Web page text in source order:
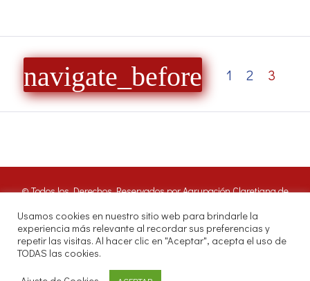
navigate_before 1 2 3
© Todos los Derechos Reservados por Agrupación Claretiana de
hacer uso de estos archivos citando las fuentes de RADIO CLARET
DIGITAL.
Misioneros Claretianos - Santuario Nacional - Avenida Samuel Lewis.
P.O.Box 0823-04097, Panamá, República de Panamá.
Teléfono directo a Radio Claret 263-6964 | Whatsapp 6750 0188
Usamos cookies en nuestro sitio web para brindarle la
experiencia más relevante al recordar sus preferencias y
repetir las visitas. Al hacer clic en "Aceptar", acepta el uso de
TODAS las cookies.